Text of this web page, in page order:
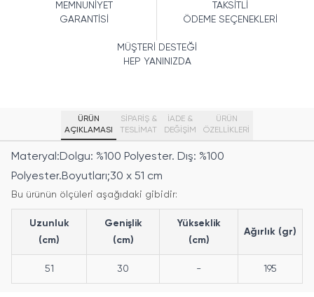
MEMNUNİYET
GARANTİSİ
TAKSİTLİ
ÖDEME SEÇENEKLERİ
MÜŞTERİ DESTEĞİ
HEP YANINIZDA
ÜRÜN
AÇIKLAMASI
SİPARİŞ &
TESLİMAT
İADE &
DEĞİŞİM
ÜRÜN
ÖZELLIKLERI
Materyal:Dolgu: %100 Polyester. Dış: %100
Polyester.Boyutları;30 x 51 cm
Bu ürünün ölçüleri aşağıdaki gibidir:
Uzunluk
(cm)
Genişlik
(cm)
Yükseklik
(cm)
Ağırlık (gr)
51 30 - 195